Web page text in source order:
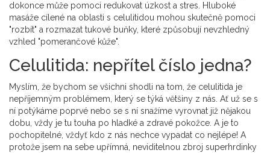
dokonce může pomoci redukovat úzkost a stres. Hluboké
masáže cílené na oblasti s celulitidou mohou skutečně pomoci
"rozbít" a rozmazat tukové buňky, které způsobují nevzhledný
vzhled "pomerančové kůže".
Celulitida: nepřítel číslo jedna?
Myslím, že bychom se všichni shodli na tom, že celulitida je
nepříjemným problémem, který se týká většiny z nás. Ať už se s
ní potýkáme poprvé nebo se s ní snažíme vyrovnat již nějakou
dobu, vždy je tu touha po hladké a zdravé pokožce. A je to
pochopitelné, vždyť kdo z nás nechce vypadat co nejlépe! A
protože jsem na sebe upřímná, neviditelnou zbroj superhrdinky